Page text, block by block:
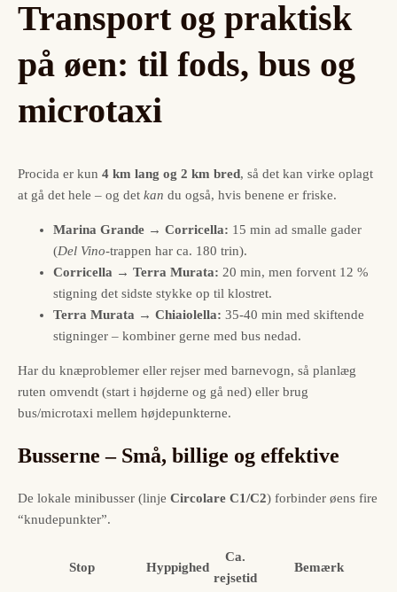
Transport og praktisk
på øen: til fods, bus og
microtaxi
Procida er kun 4 km lang og 2 km bred, så det kan virke oplagt
at gå det hele – og det kan du også, hvis benene er friske.
Marina Grande → Corricella: 15 min ad smalle gader
(Del Vino-trappen har ca. 180 trin).
Corricella → Terra Murata: 20 min, men forvent 12 %
stigning det sidste stykke op til klostret.
Terra Murata → Chiaiolella: 35-40 min med skiftende
stigninger – kombiner gerne med bus nedad.
Har du knæproblemer eller rejser med barnevogn, så planlæg
ruten omvendt (start i højderne og gå ned) eller brug
bus/microtaxi mellem højdepunkterne.
Busserne – Små, billige og effektive
De lokale minibusser (linje Circolare C1/C2) forbinder øens fire
“knudepunkter”.
Stop Hyppighed
Ca.
rejsetid
Bemærk